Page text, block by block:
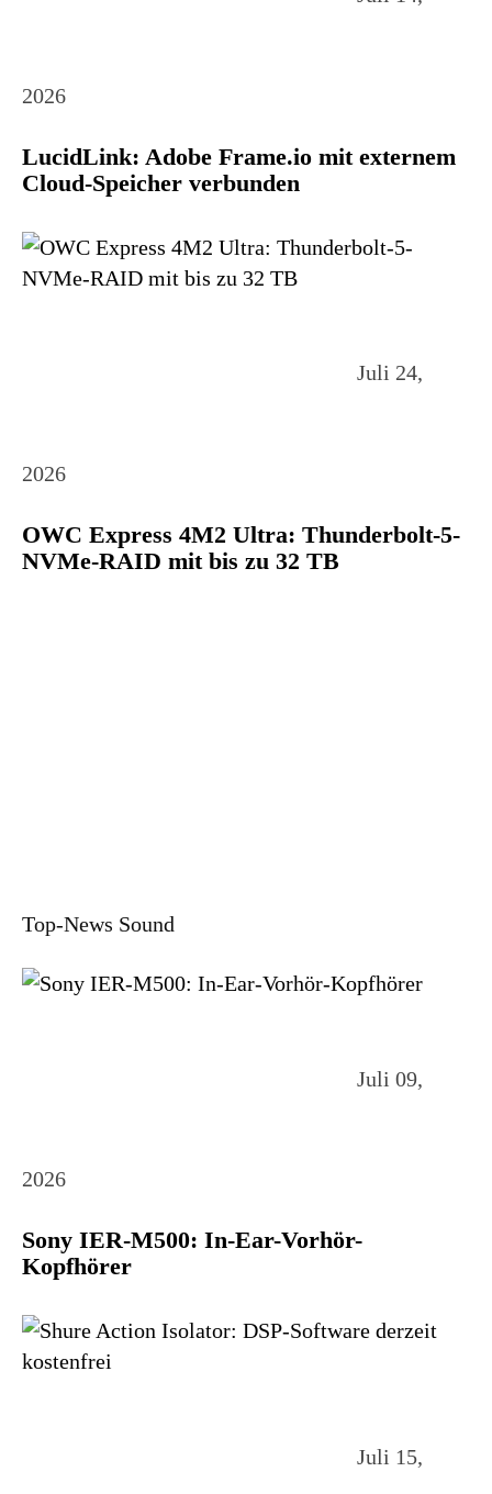
2026
LucidLink: Adobe Frame.io mit externem
Cloud-Speicher verbunden
Juli 24,
2026
OWC Express 4M2 Ultra: Thunderbolt-5-
NVMe-RAID mit bis zu 32 TB
Top-News Sound
Juli 09,
2026
Sony IER-M500: In-Ear-Vorhör-
Kopfhörer
Juli 15,